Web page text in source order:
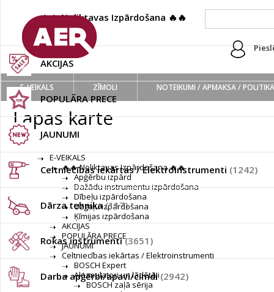
🔥🔥 Noliktavas Izpārdošana 🔥🔥
(222)
AKCIJAS
POPULĀRA PRECE
JAUNUMI
Celtniecības iekārtas / Elektroinstrumenti (1242)
Dārza tehnika(117)
Rokas instrumenti(3651)
Darba apģērbi/apavi/cimdi(2942)
E-VEIKALS ZĪMOLI NOTEIKUMI / APMAKSA / POLITIKA
Lapas karte
E-VEIKALS
🔥🔥 Noliktavas Izpārdošana 🔥🔥
Apģērbu izpārd
Dažādu instrumentu izpārdošana
Dībeļu izpārdošana
Uzgaļu izpārdošana
Ķīmijas izpārdošana
AKCIJAS
POPULĀRA PRECE
JAUNUMI
Celtniecības iekārtas / Elektroinstrumenti
BOSCH Expert
Akumulatori un lādētāji
BOSCH zaļā sērija